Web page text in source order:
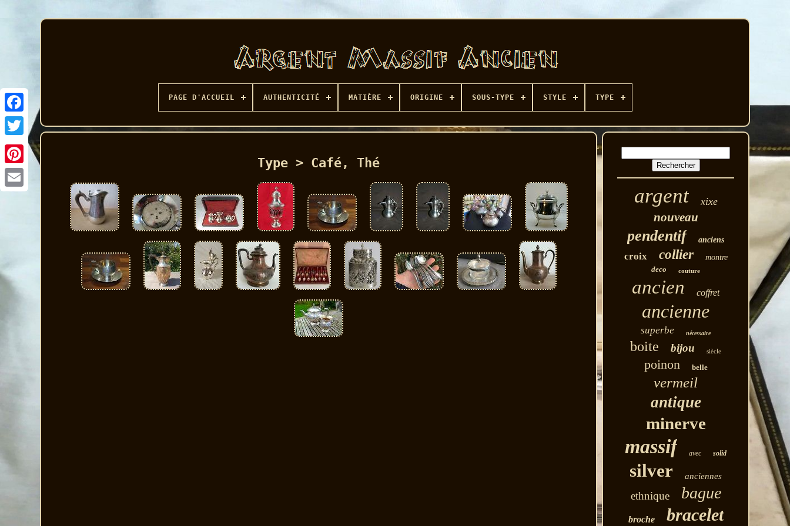
Facebook
PAGE D'ACCUEIL AUTHENTICITÉ MATIÈRE ORIGINE SOUS-TYPE STYLE TYPE
Type > Café, Thé
argent xixe
nouveau
pendentif anciens
croix collier
montre
deco
couture
ancien coffret
ancienne
superbe nécessaire
boite bijou siècle
poinon belle
vermeil
antique
minerve
massif avec solid
silver anciennes
ethnique bague
broche bracelet